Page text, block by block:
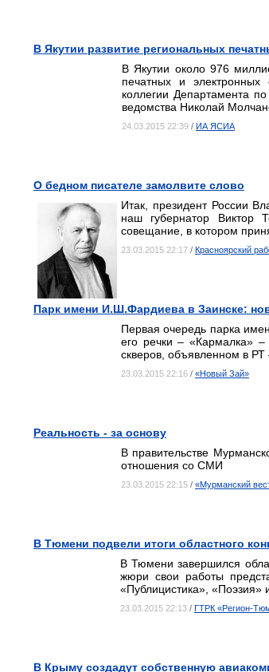
В Якутии развитие региональных
В Якутии около 976
печатных и
коллегии Департамента
ведомства Николай
24.03.2015 22:39 / ИА ЯСИА
О бедном писателе замолвите слово
Итак, президент России
наш губернатор Виктор
совещание, в котором
23.03.2015 22:17 / Красноярский
Парк имени И.Ш.Фардиева в Заинске:
Первая очередь парка
его речки – «Кармалка»
скверов, объявленном в
23.03.2015 22:16 / «Новый Зай»
Реальность - за основу
В правительстве
отношения со СМИ
23.03.2015 22:15 / «Мурманский
В Тюмени подвели итоги областного
В Тюмени завершился
жюри свои работы
«Публицистика», «Поэзия»
23.03.2015 22:13 / ГТРК «Регион-
В Крыму создадут собственную